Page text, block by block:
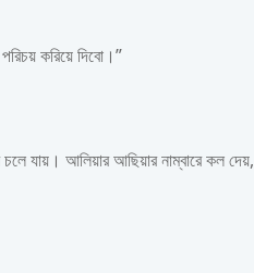
করিয়ে দিবো।”
যায়। আলিয়ার আছিয়ার নাম্বারে কল দেয়,